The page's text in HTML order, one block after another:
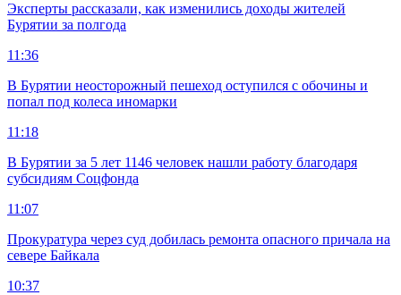
Эксперты рассказали, как изменились доходы жителей
Бурятии за полгода
11:36
В Бурятии неосторожный пешеход оступился с обочины и
попал под колеса иномарки
11:18
В Бурятии за 5 лет 1146 человек нашли работу благодаря
субсидиям Соцфонда
11:07
Прокуратура через суд добилась ремонта опасного причала на
севере Байкала
10:37